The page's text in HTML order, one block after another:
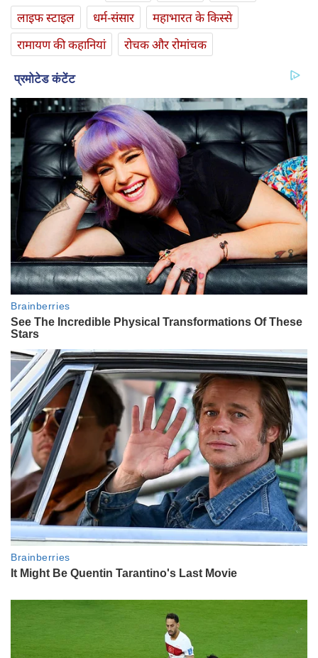
लाइफ स्‍टाइल
धर्म-संसार
महाभारत के किस्से
रामायण की कहानियां
रोचक और रोमांचक